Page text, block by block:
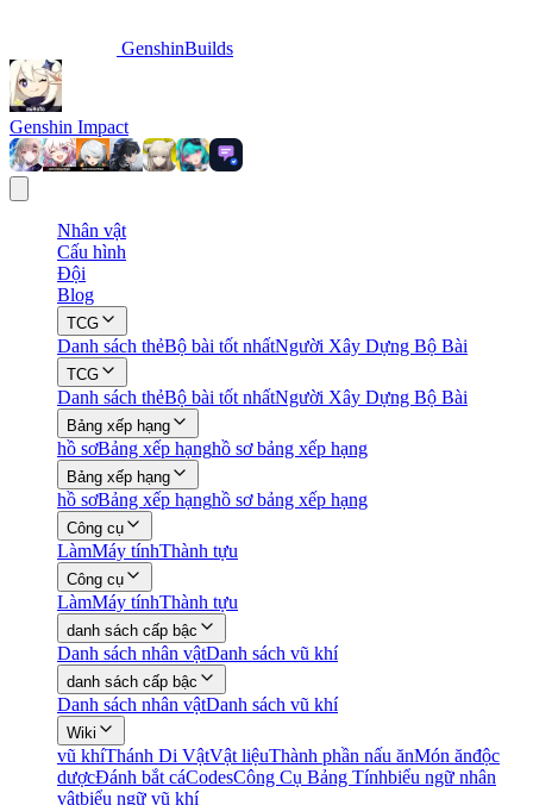
GenshinBuilds
Genshin Impact
Nhân vật
Cấu hình
Đội
Blog
TCG
Danh sách thẻBộ bài tốt nhấtNgười Xây Dựng Bộ Bài
TCG
Danh sách thẻBộ bài tốt nhấtNgười Xây Dựng Bộ Bài
Bảng xếp hạng
hồ sơBảng xếp hạnghồ sơ bảng xếp hạng
Bảng xếp hạng
hồ sơBảng xếp hạnghồ sơ bảng xếp hạng
Công cụ
LàmMáy tínhThành tựu
Công cụ
LàmMáy tínhThành tựu
danh sách cấp bậc
Danh sách nhân vậtDanh sách vũ khí
danh sách cấp bậc
Danh sách nhân vậtDanh sách vũ khí
Wiki
vũ khíThánh Di VậtVật liệuThành phần nấu ănMón ănđộc
dượcĐánh bắt cáCodesCông Cụ Bảng Tínhbiểu ngữ nhân
vậtbiểu ngữ vũ khí